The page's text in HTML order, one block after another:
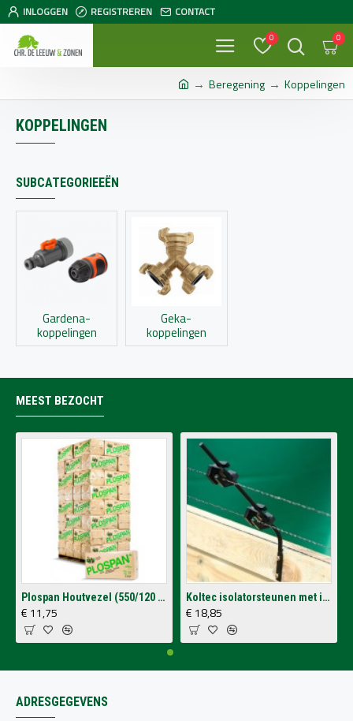
INLOGGEN REGISTREREN CONTACT
0 0
Beregening Koppelingen
KOPPELINGEN
SUBCATEGORIEEËN
Gardena-
koppelingen
Geka-
koppelingen
MEEST BEZOCHT
Plospan Houtvezel (550/120 Ltr.)
€ 11,75
Koltec isolatorsteunen met isolatoren voor op schutting (4 stuks)
€ 18,85
ADRESGEGEVENS